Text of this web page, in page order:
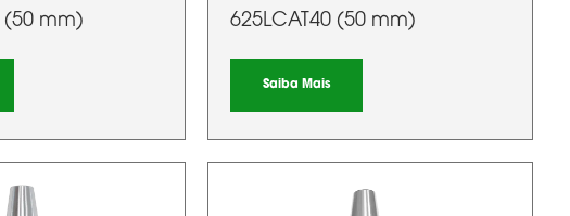
(50 mm) 625LCAT40 (50 mm)
Saiba Mais